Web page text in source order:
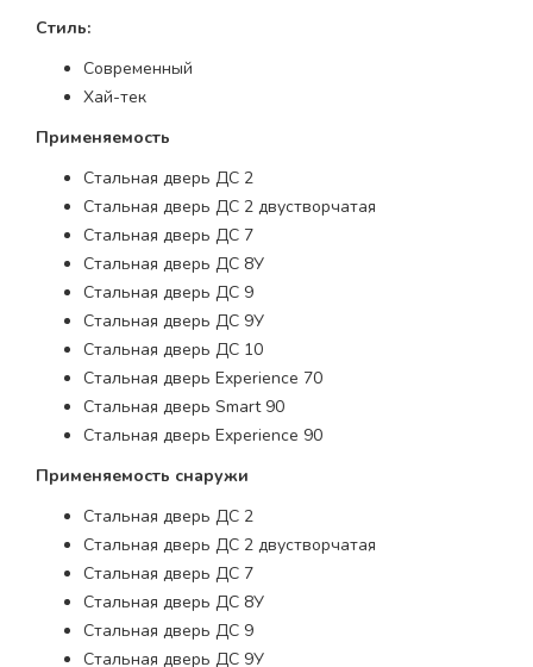
Стиль:
Современный
Хай-тек
Применяемость
Стальная дверь ДС 2
Стальная дверь ДС 2 двустворчатая
Стальная дверь ДС 7
Стальная дверь ДС 8У
Стальная дверь ДС 9
Стальная дверь ДС 9У
Стальная дверь ДС 10
Стальная дверь Experience 70
Стальная дверь Smart 90
Стальная дверь Experience 90
Применяемость снаружи
Стальная дверь ДС 2
Стальная дверь ДС 2 двустворчатая
Стальная дверь ДС 7
Стальная дверь ДС 8У
Стальная дверь ДС 9
Стальная дверь ДС 9У